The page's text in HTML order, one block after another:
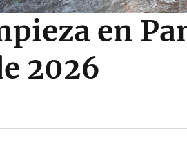
en
2026